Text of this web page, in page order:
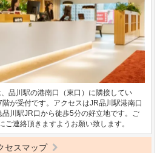
品川駅の港南口（東口）に隣接してい
が受付です。アクセスはJR品川駅港南口
川駅JR口から徒歩5分の好立地です。ご
連絡頂きますようお願い致します。
セスマップ